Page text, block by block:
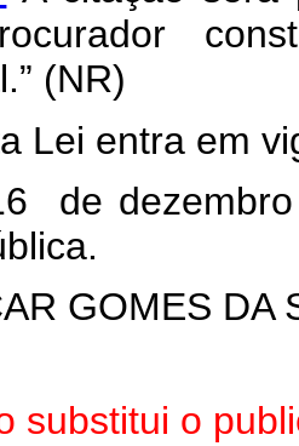
(NR)
Lei entra em
de
GOMES DA
substitui o